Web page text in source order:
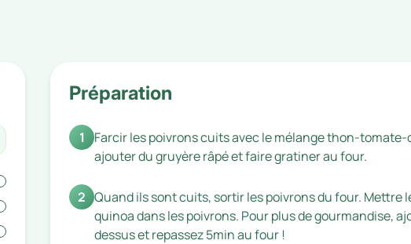
Préparation
1
Farcir les poivrons cuits avec le mélange thon-
ajouter du gruyère râpé et faire gratiner au four.
2 Quand ils sont cuits, sortir les poivrons du four.
quinoa dans les poivrons. Pour plus de gourmandise,
dessus et repassez 5min au four !